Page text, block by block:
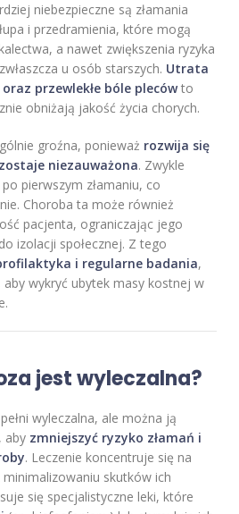
niebezpieczne są złamania
i przedramienia, które mogą
a nawet zwiększenia ryzyka
u osób starszych. Utrata
przewlekłe bóle plecówto
obniżają jakość życia chorych.
groźna, ponieważ rozwija się
niezauważona. Zwykle
pierwszym złamaniu, co
Choroba ta może również
pacjenta, ograniczając jego
izolacji społecznej. Z tego
i regularne badania,
wykryć ubytek masy kostnej w
jest wyleczalna?
wyleczalna, ale można ją
aby zmniejszyć ryzyko złamań i
. Leczenie koncentruje się na
skutków ich
się specjalistyczne leki, które